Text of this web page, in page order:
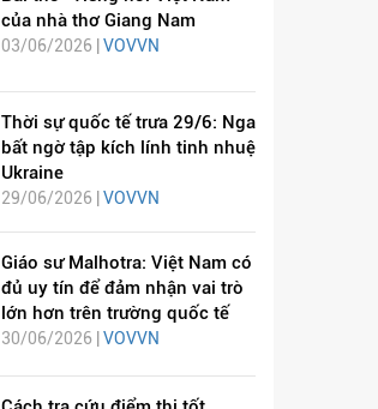
của nhà thơ Giang Nam
03/06/2026 | VOVVN
Thời sự quốc tế trưa 29/6: Nga
bất ngờ tập kích lính tinh nhuệ
Ukraine
29/06/2026 | VOVVN
Giáo sư Malhotra: Việt Nam có
đủ uy tín để đảm nhận vai trò
lớn hơn trên trường quốc tế
30/06/2026 | VOVVN